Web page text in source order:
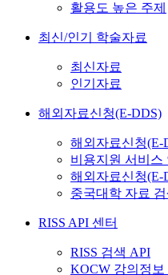
활용도 높은 주제
최신/인기 학술자료
최신자료
인기자료
해외자료신청(E-DDS)
해외자료신청(E-
비용지원 서비스
해외자료신청(E-
중국대학 자료 검
RISS API 센터
RISS 검색 API
KOCW 강의정보